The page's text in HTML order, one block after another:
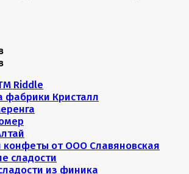
Riddle
Кристалл
конфеты от ООО Славяновская
сладости
из финика